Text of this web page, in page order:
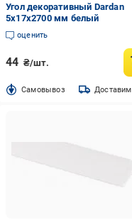
Угол декоративный Dardan
5х17х2700 мм белый
оценить
44 ₴/шт.
Cамовывоз Доставим